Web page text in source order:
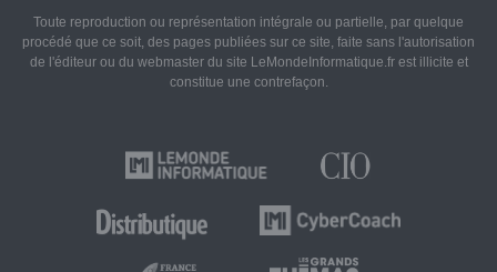
Toute reproduction ou représentation intégrale ou partielle, par quelque
procédé que ce soit, des pages publiées sur ce site, faite sans l'autorisation
de l'éditeur ou du webmaster du site LeMondeInformatique.fr est illicite et
constitue une contrefaçon.